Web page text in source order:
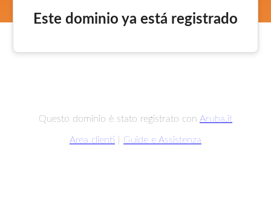
Este dominio ya está registrado
Questo dominio è stato registrato con Aruba.it
Area clienti Guide e Assistenza